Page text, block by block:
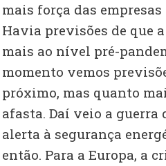
mais força das
Havia previsões de que
mais ao nível pré-
momento vemos
próximo, mas quanto
afasta. Daí veio a
alerta à segurança
então. Para a Europa, a